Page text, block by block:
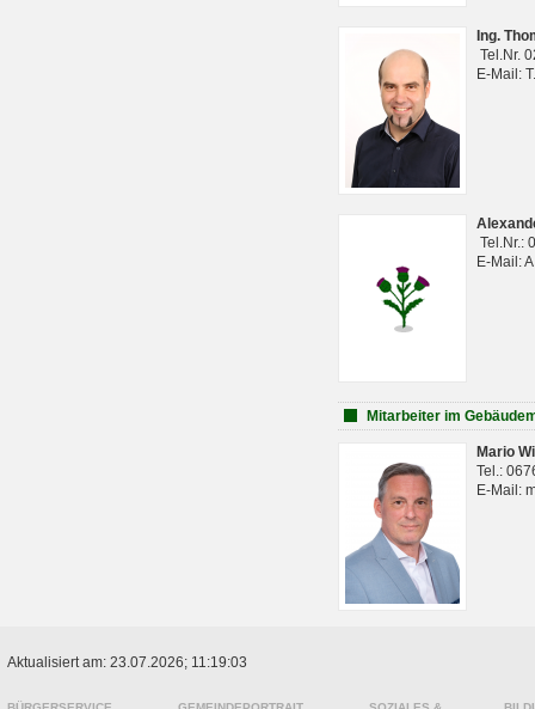
Ing.
Tel.Nr.
E-Mail:
Tel.Nr.:
E-Mail:
Mitarbeiter im
Mario
Tel.:
E-Mail:
Aktualisiert am: 23.07.2026; 11:19:03